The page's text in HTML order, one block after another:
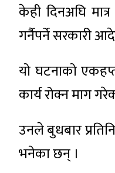
केही दिनअघि
गर्नैपर्ने सरकारी
यो घटनाको
कार्य रोक्न माग
उनले बुधबार
भनेका छन् ।